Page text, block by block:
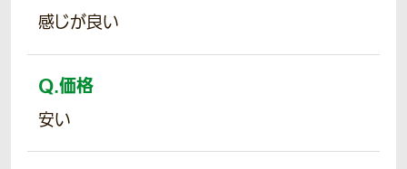
感じが良い
Q.価格
安い